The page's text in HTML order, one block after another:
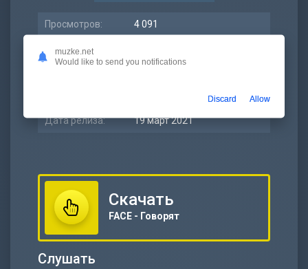
Просмотров: 4 091
Битрейт:
Дата релиза: 19 март 2021
Скачать
FACE - Говорят
Слушать
muzke.net
Would like to send you notifications
Discard Allow